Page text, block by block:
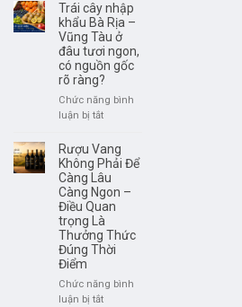
Trái cây nhập
khẩu Bà Rịa –
Vũng Tàu ở
đâu tươi ngon,
có nguồn gốc
rõ ràng?
Chức năng bình
luận bị tắtở
cây
nhập
khẩu
Bà
Rịa
–
Vũng
Tàu
đâu
tươi
Rượu Vang
Không Phải Để
Càng Lâu
Càng Ngon –
Điều Quan
trọng Là
Thưởng Thức
Đúng Thời
Điểm
Chức năng bình
luận bị tắtở